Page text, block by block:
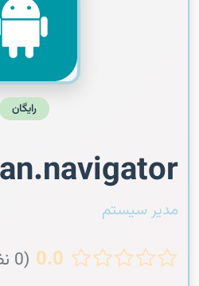
رایگان
مدیر سیستم
0.0 (0 نظر)